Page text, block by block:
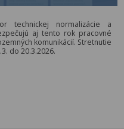
technickej normalizácie a
aj tento rok pracovné
komunikácií. Stretnutie
do 20.3.2026.